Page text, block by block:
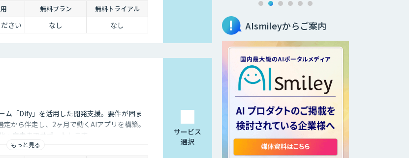
無料プラン 無料トライアル
さい なし なし
ム「Dify」を活用した開発支援。要件が固ま
から伴走し、2ヶ月で動くAIアプリを構築。
自走までサポートします。
もっと見る
サービス
選択
AIsmileyからご案内